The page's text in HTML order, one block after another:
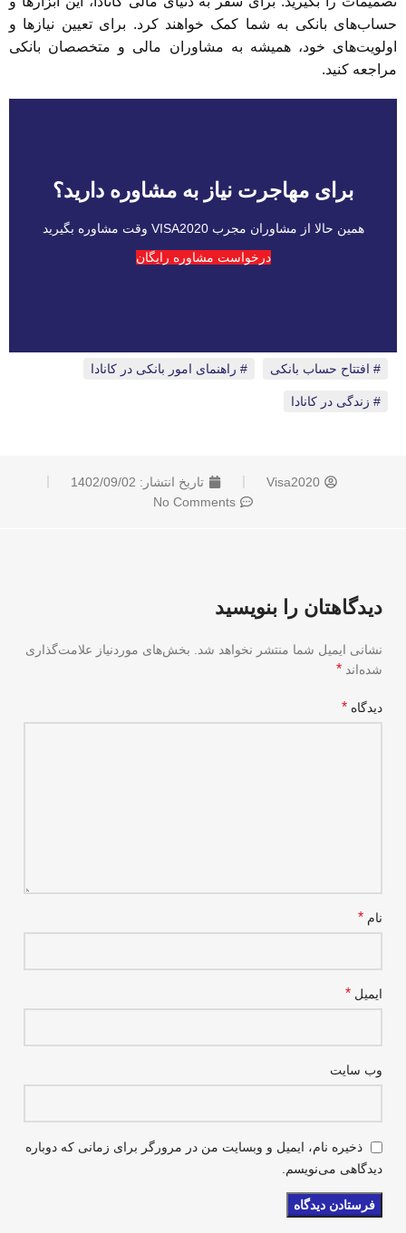
حساب‌های بانکی به شما کمک خواهند کرد. برای تعیین نیازها و
اولویت‌های خود، همیشه به مشاوران مالی و متخصصان بانکی
مراجعه کنید.
برای مهاجرت نیاز به مشاوره دارید؟
همین حالا از مشاوران مجرب VISA2020 وقت مشاوره بگیرید
درخواست مشاوره رایگان
افتتاح حساب بانکی راهنمای امور بانکی در کانادا
زندگی در کانادا
Visa2020 تاریخ انتشار: 1402/09/02
No Comments
دیدگاهتان را بنویسید
نشانی ایمیل شما منتشر نخواهد شد.
بخش‌های موردنیاز علامت‌گذاری
شده‌اند *
دیدگاه *
نام *
ایمیل *
وب‌ سایت
ذخیره نام، ایمیل و وبسایت من در مرورگر برای زمانی که دوباره
دیدگاهی می‌نویسم.